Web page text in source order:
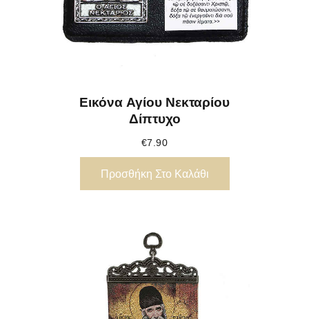
Εικόνα Αγίου Νεκταρίου
Δίπτυχο
€7.90
Προσθήκη Στο Καλάθι